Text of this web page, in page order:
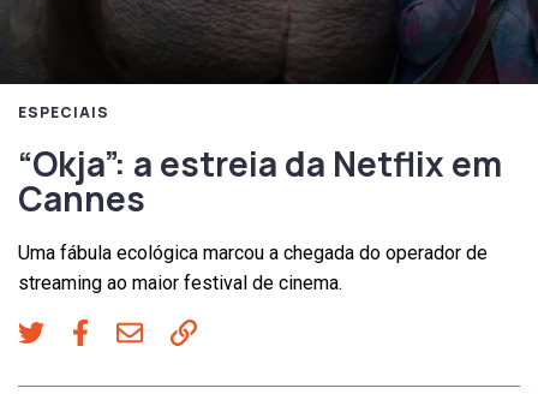
ESPECIAIS
“Okja”: a estreia da Netflix em
Cannes
Uma fábula ecológica marcou a chegada do operador de
streaming ao maior festival de cinema.